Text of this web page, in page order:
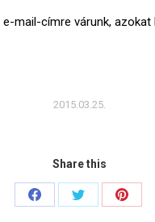
e-mail-címre várunk,
2015.03.25.
Share this
Share
Share
Share